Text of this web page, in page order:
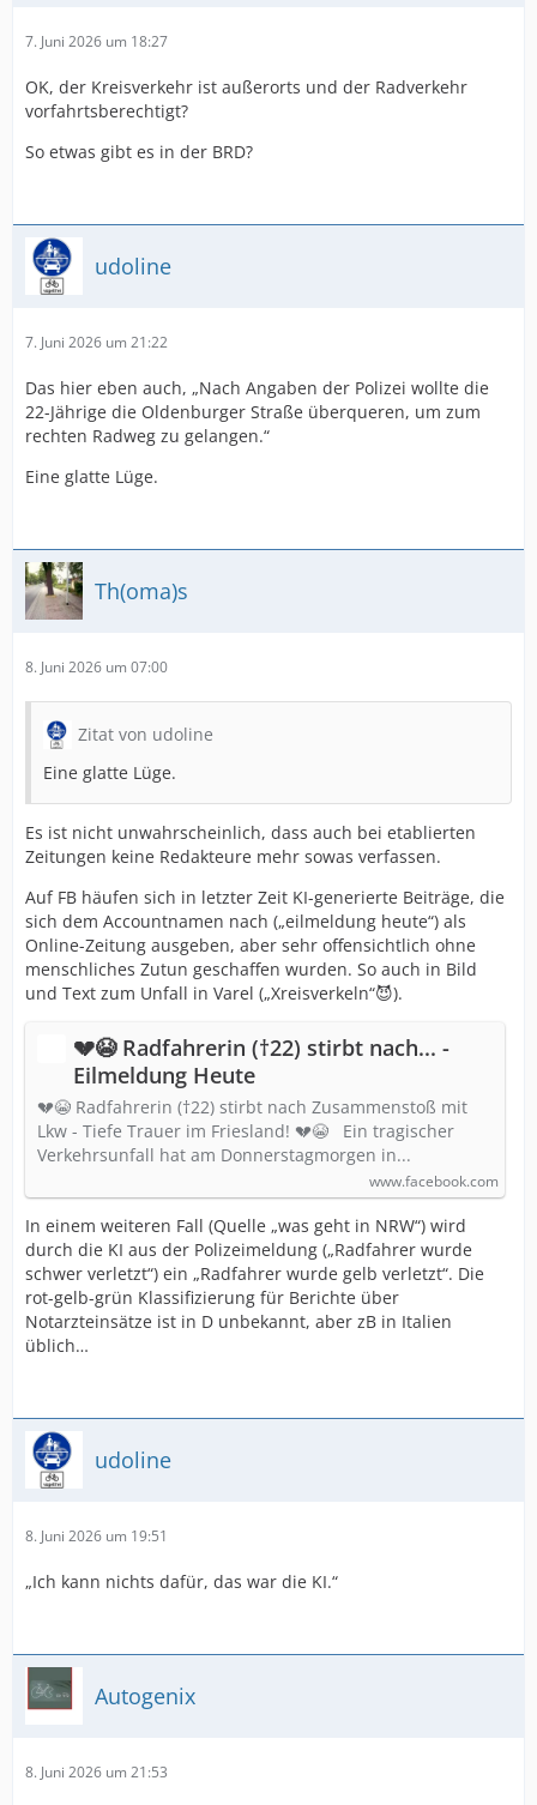
7. Juni 2026 um 18:27
OK, der Kreisverkehr ist außerorts und der Radverkehr
vorfahrtsberechtigt?
So etwas gibt es in der BRD?
udoline
7. Juni 2026 um 21:22
Das hier eben auch, „Nach Angaben der Polizei wollte die
22-Jährige die Oldenburger Straße überqueren, um zum
rechten Radweg zu gelangen.“
Eine glatte Lüge.
Th(oma)s
8. Juni 2026 um 07:00
Zitat von udoline
Eine glatte Lüge.
Es ist nicht unwahrscheinlich, dass auch bei etablierten
Zeitungen keine Redakteure mehr sowas verfassen.
Auf FB häufen sich in letzter Zeit KI-generierte Beiträge, die
sich dem Accountnamen nach („eilmeldung heute“) als
Online-Zeitung ausgeben, aber sehr offensichtlich ohne
menschliches Zutun geschaffen wurden. So auch in Bild
und Text zum Unfall in Varel („Xreisverkeln“😈).
💔😭 Radfahrerin (†22) stirbt nach... -
Eilmeldung Heute
💔😭 Radfahrerin (†22) stirbt nach Zusammenstoß mit
Lkw - Tiefe Trauer im Friesland! 💔😭 ‏‏‎ ‎ Ein tragischer
Verkehrsunfall hat am Donnerstagmorgen in...
www.facebook.com
In einem weiteren Fall (Quelle „was geht in NRW“) wird
durch die KI aus der Polizeimeldung („Radfahrer wurde
schwer verletzt“) ein „Radfahrer wurde gelb verletzt“. Die
rot-gelb-grün Klassifizierung für Berichte über
Notarzteinsätze ist in D unbekannt, aber zB in Italien
üblich…
udoline
8. Juni 2026 um 19:51
„Ich kann nichts dafür, das war die KI.“
Autogenix
8. Juni 2026 um 21:53